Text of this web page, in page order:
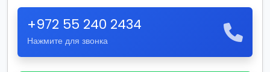
+972 55 240 2434
Нажмите для звонка